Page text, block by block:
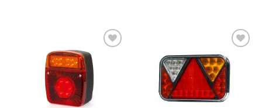
Add to
wishlist